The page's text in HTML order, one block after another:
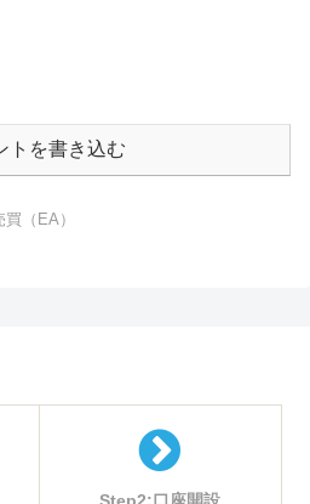
トを書き込む
（EA）